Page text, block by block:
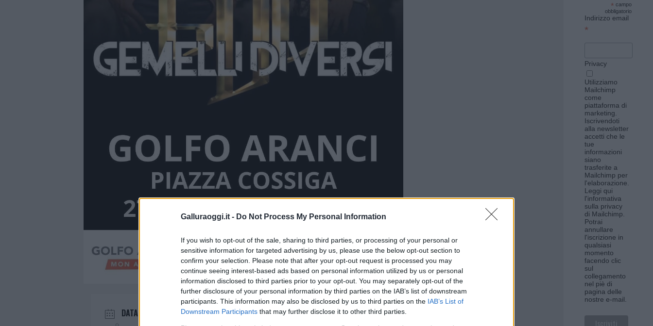
Galluraoggi.it - Do Not Process My Personal Information
If you wish to opt-out of the sale, sharing to third parties, or processing of your personal or
sensitive information for targeted advertising by us, please use the below opt-out section to
confirm your selection. Please note that after your opt-out request is processed you may
continue seeing interest-based ads based on personal information utilized by us or personal
information disclosed to third parties prior to your opt-out. You may separately opt-out of the
further disclosure of your personal information by third parties on the IAB’s list of downstream
participants. This information may also be disclosed by us to third parties on the IAB’s List of
Downstream Participants that may further disclose it to other third parties.
DATA
* campo
obbligatorio
Indirizzo email
*
Privacy
Utilizziamo
Mailchimp
come
piattaforma di
marketing.
Iscrivendoti
alla newsletter
accetti che le
tue
informazioni
siano
trasferite a
Mailchimp per
l'elaborazione.
Leggi qui
l'informativa
sulla privacy
di Mailchimp.
Potrai
annullare
l'iscrizione in
qualsiasi
momento
facendo clic
sul
collegamento
nel piè di
pagina delle
nostre e-mail.